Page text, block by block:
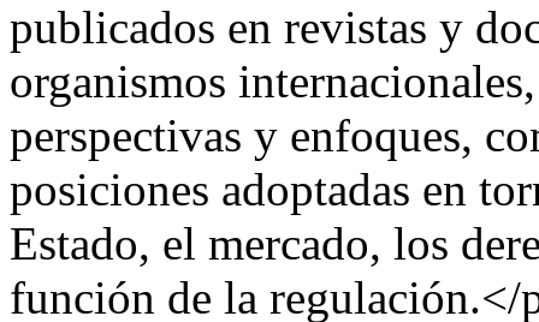
publicados en revistas y
organismos
perspectivas y enfoques,
posiciones adoptadas en
Estado, el mercado, los
función de la